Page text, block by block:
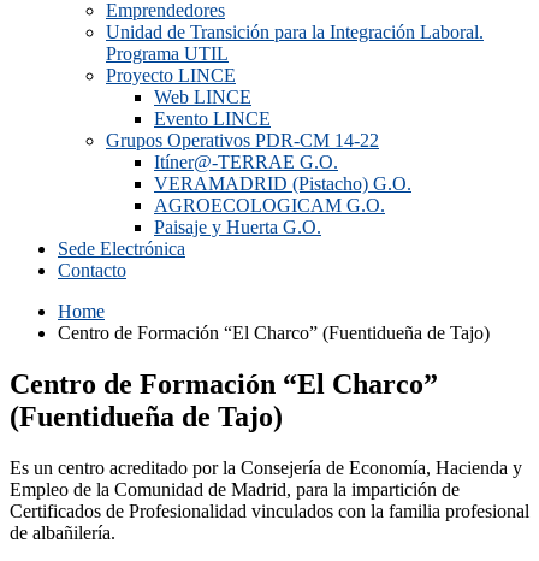
Emprendedores
Unidad de Transición para la Integración Laboral.
Programa UTIL
Proyecto LINCE
Web LINCE
Evento LINCE
Grupos Operativos PDR-CM 14-22
Itíner@-TERRAE G.O.
VERAMADRID (Pistacho) G.O.
AGROECOLOGICAM G.O.
Paisaje y Huerta G.O.
Sede Electrónica
Contacto
Home
Centro de Formación “El Charco” (Fuentidueña de Tajo)
Centro de Formación “El Charco”
(Fuentidueña de Tajo)
Es un centro acreditado por la Consejería de Economía, Hacienda y
Empleo de la Comunidad de Madrid, para la impartición de
Certificados de Profesionalidad vinculados con la familia profesional
de albañilería.